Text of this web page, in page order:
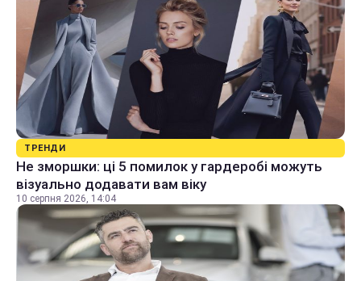
ТРЕНДИ
Не зморшки: ці 5 помилок у гардеробі можуть
візуально додавати вам віку
10 серпня 2026, 14:04